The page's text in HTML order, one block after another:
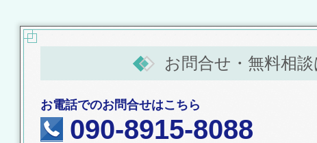
お問合せ・無料相
お電話でのお問合せはこちら
090-8915-8088